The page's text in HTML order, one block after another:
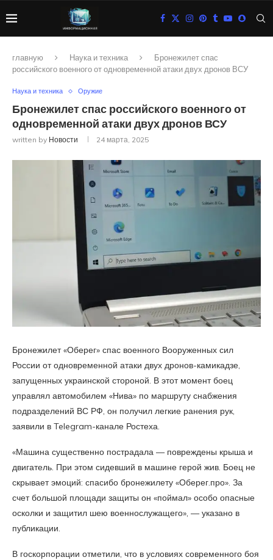
главную Наука и техника
Бронежилет спас
российского военного от одновременной атаки двух дронов ВСУ
Наука и техника Оружие
Бронежилет спас российского военного от
одновременной атаки двух дронов ВСУ
written by Новости 24 марта, 2025
Бронежилет «Оберег» спас военного Вооруженных сил
России от одновременной атаки двух дронов-камикадзе,
запущенных украинской стороной. В этот момент боец
управлял автомобилем «Нива» по маршруту снабжения
подразделений ВС РФ, он получил легкие ранения рук,
заявили в Telegram-канале Ростеха.
«Машина существенно пострадала — повреждены крыша и
двигатель. При этом сидевший в машине герой жив. Боец не
скрывает эмоций: спасибо бронежилету «Оберег.про». За
счет большой площади защиты он «поймал» особо опасные
осколки и защитил шею военнослужащего», — указано в
публикации.
В госкорпорации отметили, что в условиях современного боя